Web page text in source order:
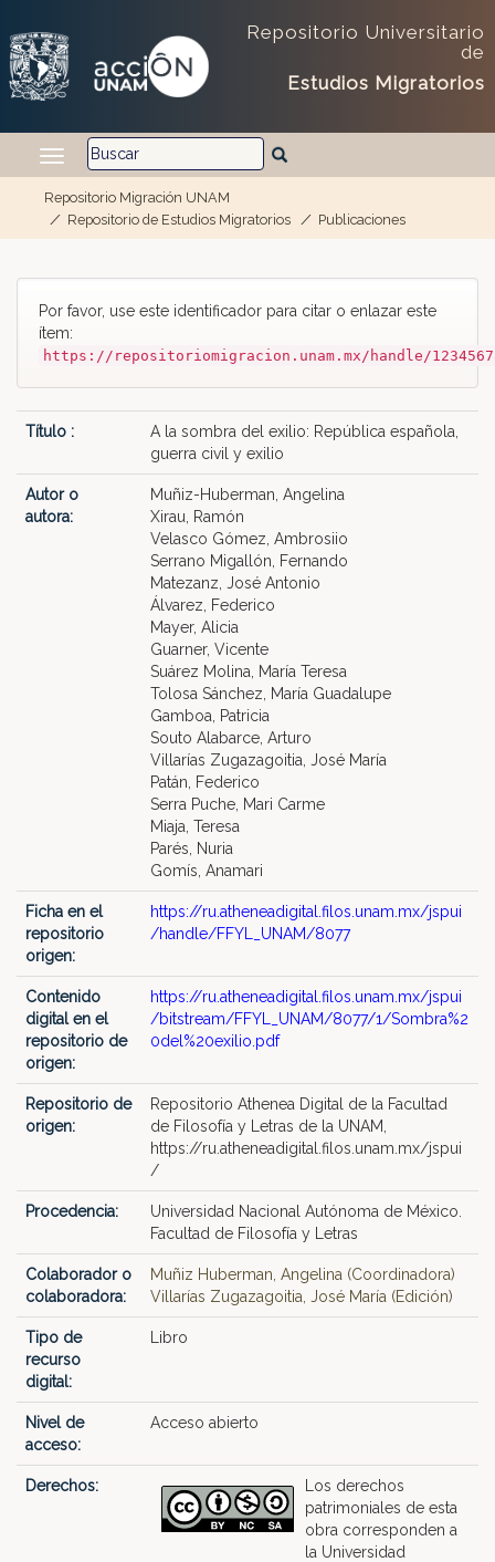
Repositorio Universitario
de
Estudios Migratorios
Repositorio Migración UNAM
Repositorio de Estudios Migratorios
Publicaciones
Por favor, use este identificador para citar o enlazar este
ítem:
https://repositoriomigracion.unam.mx/handle/
Título :
A la sombra del exilio: República española,
guerra civil y exilio
Autor o
autora:
Muñiz-Huberman, Angelina
Xirau, Ramón
Velasco Gómez, Ambrosiio
Serrano Migallón, Fernando
Matezanz, José Antonio
Álvarez, Federico
Mayer, Alicia
Guarner, Vicente
Suárez Molina, María Teresa
Tolosa Sánchez, María Guadalupe
Gamboa, Patricia
Souto Alabarce, Arturo
Villarías Zugazagoitia, José María
Patán, Federico
Serra Puche, Mari Carme
Miaja, Teresa
Parés, Nuria
Gomís, Anamari
Ficha en el
repositorio
origen:
https://ru.atheneadigital.filos.unam.mx/jspui
/handle/FFYL_UNAM/8077
Contenido
digital en el
repositorio de
origen:
https://ru.atheneadigital.filos.unam.mx/jspui
/bitstream/FFYL_UNAM/8077/1/Sombra%2
0del%20exilio.pdf
Repositorio de
origen:
Repositorio Athenea Digital de la Facultad
de Filosofía y Letras de la UNAM,
https://ru.atheneadigital.filos.unam.mx/jspui
/
Procedencia:
Universidad Nacional Autónoma de México.
Facultad de Filosofía y Letras
Colaborador o
colaboradora:
Muñiz Huberman, Angelina (Coordinadora)
Villarías Zugazagoitia, José María (Edición)
Tipo de
recurso
digital:
Libro
Nivel de
acceso:
Acceso abierto
Derechos:
Los derechos
patrimoniales de esta
obra corresponden a
la Universidad